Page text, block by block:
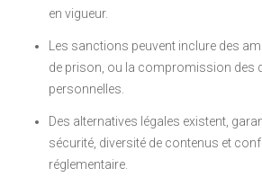
en vigueur.
Les sanctions peuvent inclure des
de prison, ou la compromission des
personnelles.
Des alternatives légales existent,
sécurité, diversité de contenus et
réglementaire.